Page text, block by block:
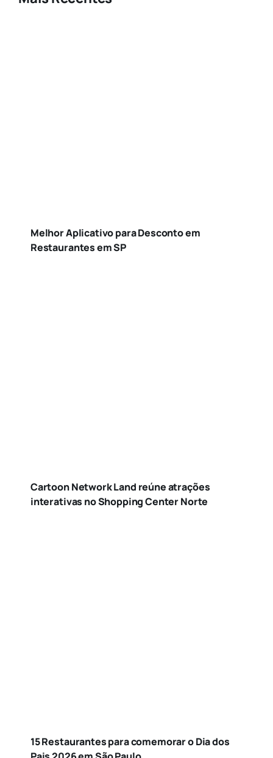
Melhor Aplicativo para Desconto em
Restaurantes em SP
Cartoon Network Land reúne atrações
interativas no Shopping Center Norte
15 Restaurantes para comemorar o Dia dos